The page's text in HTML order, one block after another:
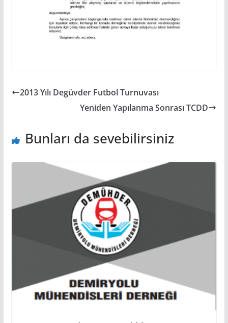
2013 Yılı Degüvder Futbol Turnuvası
Yeniden Yapılanma Sonrası TCDD
Bunları da sevebilirsiniz